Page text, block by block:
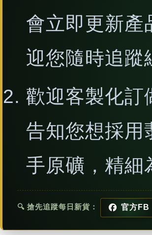
會立即更新
迎您隨時追蹤
歡迎客製化訂
告知您想採用
手原礦，精細
🔍 搶先追蹤每日新貨： 官方FB